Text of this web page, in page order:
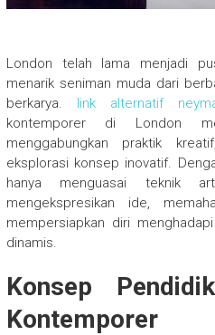
London telah lama menjadi
menarik seniman muda dari
berkarya. link alternatif
kontemporer di London
menggabungkan praktik
eksplorasi konsep inovatif.
hanya menguasai teknik
mengekspresikan ide,
mempersiapkan diri
dinamis.
Konsep
Kontemporer